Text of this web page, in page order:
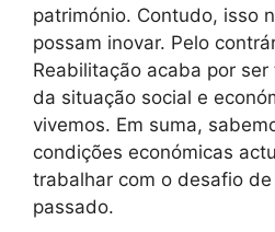
património. Contudo, isso
possam inovar. Pelo
Reabilitação acaba por
da situação social e
vivemos. Em suma,
condições económicas
trabalhar com o desafio
passado.